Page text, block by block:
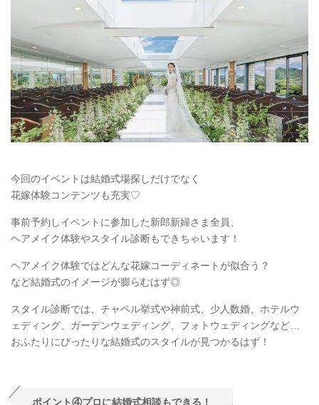
今回のイベントは結婚式場探しだけでなく
花嫁体験コンテンツも充実♡
事前予約しイベントに参加した新郎新婦さま全員、
ヘアメイク体験やスタイル診断もできちゃいます！
ヘアメイク体験ではどんな花嫁コーディネートが似合う？
など結婚式のイメージが膨らむはず◎
スタイル診断では、チャペル挙式や神前式、少人数婚、ホテルウ
ェディング、ガーデンウェディング、フォトウェディングなど…
おふたりにぴったりな結婚式のスタイルが見つかるはず！
ポイント④プロに結婚式相談もできる！